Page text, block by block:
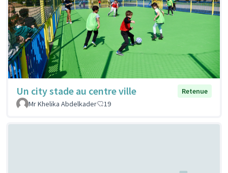
Un city stade au centre ville
Retenue
Mr Khelika Abdelkader
19